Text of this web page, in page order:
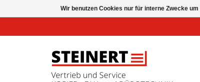
Wir benutzen Cookies nur für interne Zwecke